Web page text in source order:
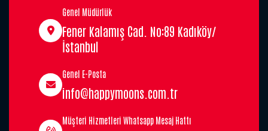
Genel Müdürlük
Fener Kalamış Cad. No:89 Kadıköy/
İstanbul
Genel E-Posta
info@happymoons.com.tr
Müşteri Hizmetleri Whatsapp Mesaj Hattı